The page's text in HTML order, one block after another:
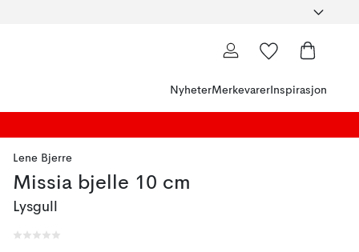
NyheterMerkevarer Inspirasjon
Lene Bjerre
Missia bjelle 10 cm
Lysgull